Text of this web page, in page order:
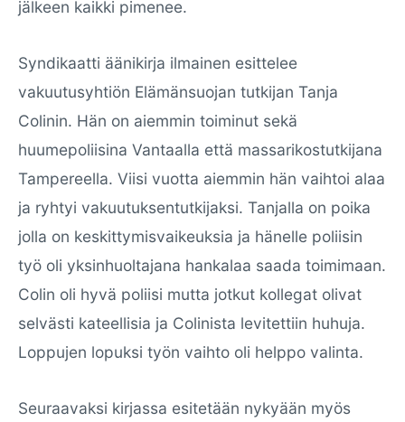
jälkeen kaikki pimenee.
Syndikaatti äänikirja ilmainen esittelee
vakuutusyhtiön Elämänsuojan tutkijan Tanja
Colinin. Hän on aiemmin toiminut sekä
huumepoliisina Vantaalla että massarikostutkijana
Tampereella. Viisi vuotta aiemmin hän vaihtoi alaa
ja ryhtyi vakuutuksentutkijaksi. Tanjalla on poika
jolla on keskittymisvaikeuksia ja hänelle poliisin
työ oli yksinhuoltajana hankalaa saada toimimaan.
Colin oli hyvä poliisi mutta jotkut kollegat olivat
selvästi kateellisia ja Colinista levitettiin huhuja.
Loppujen lopuksi työn vaihto oli helppo valinta.
Seuraavaksi kirjassa esitetään nykyään myös